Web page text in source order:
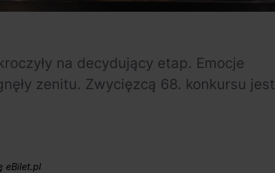
na decydujący etap. Emocje
zenitu. Zwycięzcą 68. konkursu jest
eBilet.pl